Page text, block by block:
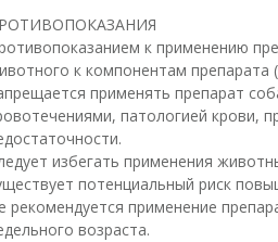
к применению
к компонентам препарата
применять препарат
патологией крови,
избегать применения
потенциальный риск
рекомендуется применение
возраста.